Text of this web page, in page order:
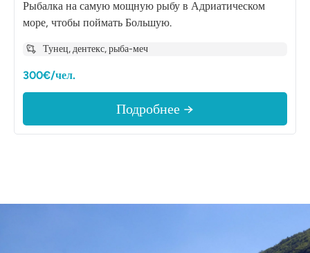
Рыбалка на самую мощную рыбу в Адриатическом
море, чтобы поймать Большую.
Тунец, дентекс, рыба-меч
300€/чел.
Подробнее →